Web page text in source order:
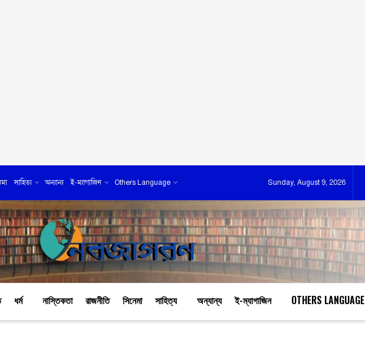
সাহিত্য অন্যান্য ই-ম্যাগাজিন Others Language Sunday, August 9, 2026
ধর্ম নাস্তিকতা রাজনীতি সিনেমা সাহিত্য অন্যান্য ই-ম্যাগাজিন OTHERS LANGUAGE